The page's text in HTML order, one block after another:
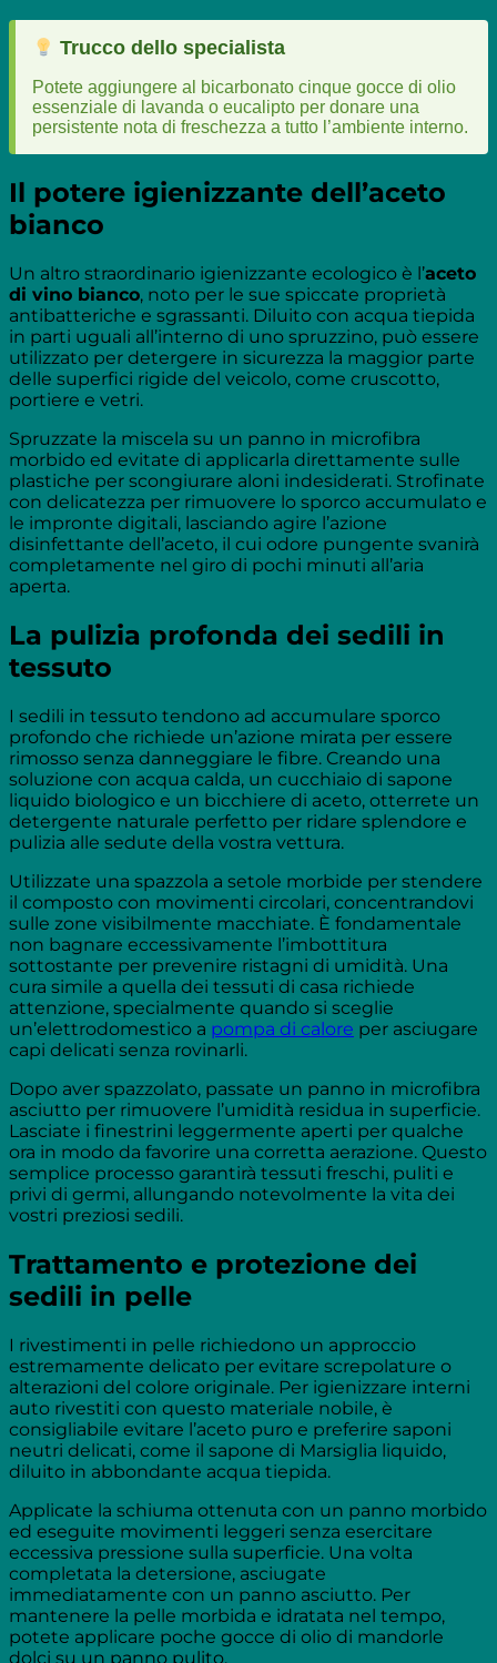
Trucco dello specialista
Potete aggiungere al bicarbonato cinque gocce di olio
essenziale di lavanda o eucalipto per donare una
persistente nota di freschezza a tutto l’ambiente interno.
Il potere igienizzante dell’aceto
bianco
Un altro straordinario igienizzante ecologico è l’aceto
di vino bianco, noto per le sue spiccate proprietà
antibatteriche e sgrassanti. Diluito con acqua tiepida
in parti uguali all’interno di uno spruzzino, può essere
utilizzato per detergere in sicurezza la maggior parte
delle superfici rigide del veicolo, come cruscotto,
portiere e vetri.
Spruzzate la miscela su un panno in microfibra
morbido ed evitate di applicarla direttamente sulle
plastiche per scongiurare aloni indesiderati. Strofinate
con delicatezza per rimuovere lo sporco accumulato e
le impronte digitali, lasciando agire l’azione
disinfettante dell’aceto, il cui odore pungente svanirà
completamente nel giro di pochi minuti all’aria
aperta.
La pulizia profonda dei sedili in
tessuto
I sedili in tessuto tendono ad accumulare sporco
profondo che richiede un’azione mirata per essere
rimosso senza danneggiare le fibre. Creando una
soluzione con acqua calda, un cucchiaio di sapone
liquido biologico e un bicchiere di aceto, otterrete un
detergente naturale perfetto per ridare splendore e
pulizia alle sedute della vostra vettura.
Utilizzate una spazzola a setole morbide per stendere
il composto con movimenti circolari, concentrandovi
sulle zone visibilmente macchiate. È fondamentale
non bagnare eccessivamente l’imbottitura
sottostante per prevenire ristagni di umidità. Una
cura simile a quella dei tessuti di casa richiede
attenzione, specialmente quando si sceglie
un’elettrodomestico a pompa di calore per asciugare
capi delicati senza rovinarli.
Dopo aver spazzolato, passate un panno in microfibra
asciutto per rimuovere l’umidità residua in superficie.
Lasciate i finestrini leggermente aperti per qualche
ora in modo da favorire una corretta aerazione. Questo
semplice processo garantirà tessuti freschi, puliti e
privi di germi, allungando notevolmente la vita dei
vostri preziosi sedili.
Trattamento e protezione dei
sedili in pelle
I rivestimenti in pelle richiedono un approccio
estremamente delicato per evitare screpolature o
alterazioni del colore originale. Per igienizzare interni
auto rivestiti con questo materiale nobile, è
consigliabile evitare l’aceto puro e preferire saponi
neutri delicati, come il sapone di Marsiglia liquido,
diluito in abbondante acqua tiepida.
Applicate la schiuma ottenuta con un panno morbido
ed eseguite movimenti leggeri senza esercitare
eccessiva pressione sulla superficie. Una volta
completata la detersione, asciugate
immediatamente con un panno asciutto. Per
mantenere la pelle morbida e idratata nel tempo,
potete applicare poche gocce di olio di mandorle
dolci su un panno pulito.